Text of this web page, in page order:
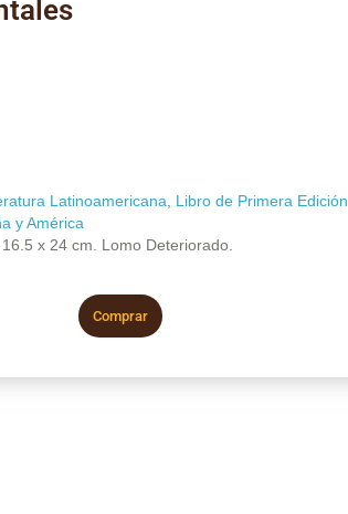
Latinoamericana, Libro de Primera Edición
y América
x 24 cm. Lomo Deteriorado.
Comprar